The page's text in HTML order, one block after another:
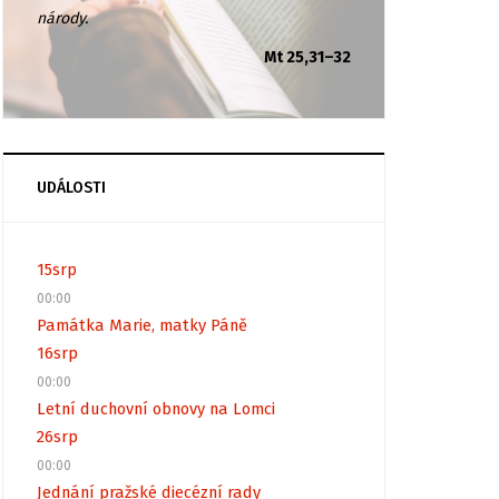
národy.
Mt 25,31–32
UDÁLOSTI
15srp
00:00
Památka Marie, matky Páně
16srp
00:00
Letní duchovní obnovy na Lomci
26srp
00:00
Jednání pražské diecézní rady